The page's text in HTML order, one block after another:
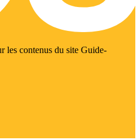
les contenus du site Guide-